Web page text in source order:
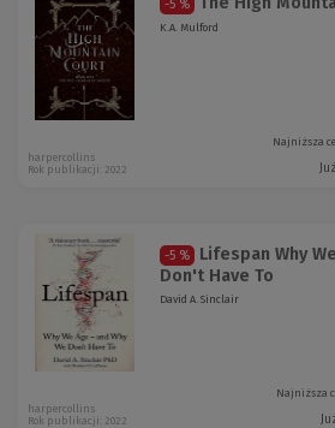
-5 %
K.A. Mulford
Najniższa
harpercollins
Rok publikacji: 2022
-5 %
Lifespan Why
Don't Have To
David A. Sinclair
Najniższa
harpercollins
Rok publikacji: 2022